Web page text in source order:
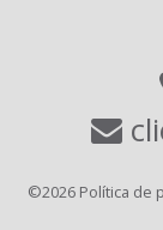
©2026 Política de